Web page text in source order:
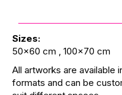
Sizes:
50x60 cm , 100x70 cm
All artworks are available
formats and can be